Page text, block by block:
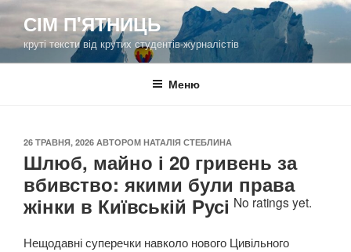
Перейти
вмісту
СІМ П'ЯТНИЦЬ
круті тексти від крутих студентів-журналістів
Меню
ОПУБЛІКОВАНО
26 ТРАВНЯ, 2026 АВТОРОМ НАТАЛІЯ СТЕБЛИНА
Шлюб, майно і 20 гривень за
вбивство: якими були права
жінки в Київській Русі No ratings yet.
Нещодавні суперечки навколо нового Цивільного